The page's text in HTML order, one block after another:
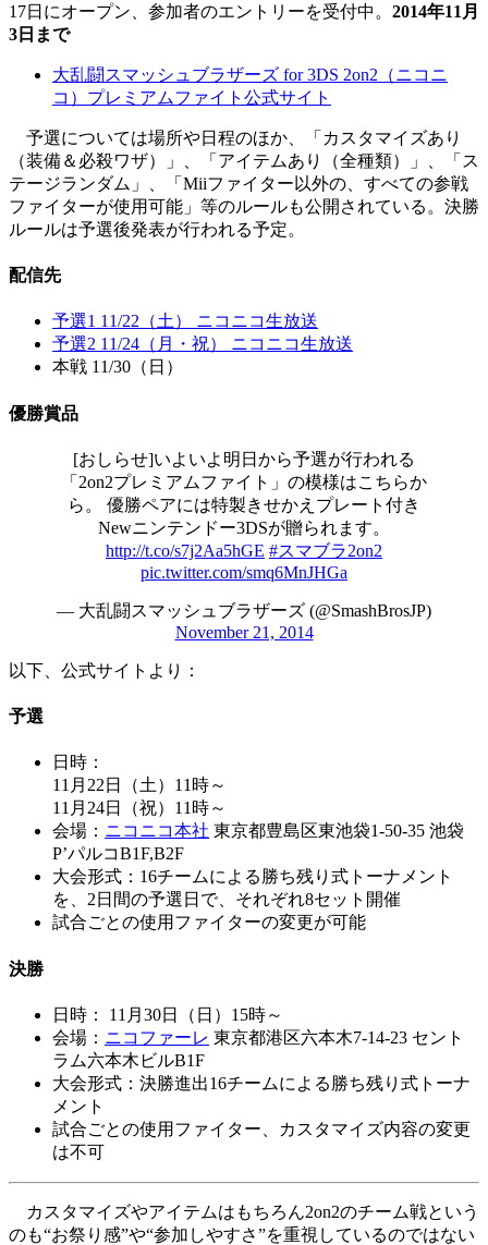
17日にオープン、参加者のエントリーを受付中。 2014年11月
3日まで
大乱闘スマッシュブラザーズ for 3DS 2on2（ニコニ
コ）プレミアムファイト公式サイト
予選については場所や日程のほか、「カスタマイズあり
（装備＆必殺ワザ）」、「アイテムあり（全種類）」、「ス
テージランダム」、「Miiファイター以外の、すべての参戦
ファイターが使用可能」等のルールも公開されている。決勝
ルールは予選後発表が行われる予定。
配信先
予選1 11/22（土） ニコニコ生放送
予選2 11/24（月・祝） ニコニコ生放送
本戦 11/30（日）
優勝賞品
[おしらせ]いよいよ明日から予選が行われる
「2on2プレミアムファイト」の模様はこちらか
ら。 優勝ペアには特製きせかえプレート付き
Newニンテンドー3DSが贈られます。
http://t.co/s7j2Aa5hGE #スマブラ2on2
pic.twitter.com/smq6MnJHGa
— 大乱闘スマッシュブラザーズ (@SmashBrosJP)
November 21, 2014
以下、公式サイトより：
予選
日時：
11月22日（土）11時～
11月24日（祝）11時～
会場： ニコニコ本社 東京都豊島区東池袋1-50-35 池袋
P’パルコB1F,B2F
大会形式：16チームによる勝ち残り式トーナメント
を、2日間の予選日で、それぞれ8セット開催
試合ごとの使用ファイターの変更が可能
決勝
日時： 11月30日（日）15時～
会場： ニコファーレ 東京都港区六本木7-14-23 セント
ラム六本木ビルB1F
大会形式：決勝進出16チームによる勝ち残り式トーナ
メント
試合ごとの使用ファイター、カスタマイズ内容の変更
は不可
カスタマイズやアイテムはもちろん2on2のチーム戦という
のも“お祭り感”や“参加しやすさ”を重視しているのではない